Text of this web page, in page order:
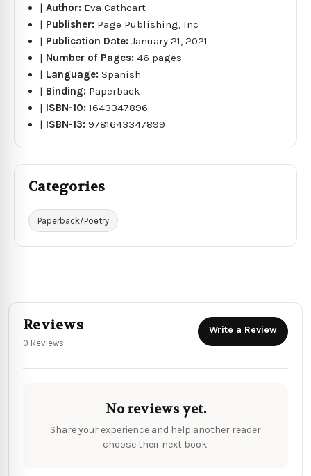
|Author: Eva Cathcart
| Publisher: Page Publishing, Inc
| Publication Date:January 21, 2021
| Number of Pages:46 pages
| Language:Spanish
| Binding: Paperback
| ISBN-10:1643347896
| ISBN-13:9781643347899
Categories
Paperback/Poetry
Reviews
0 Reviews
Write a Review
No reviews yet.
Share your experience and help another reader
choose their next book.